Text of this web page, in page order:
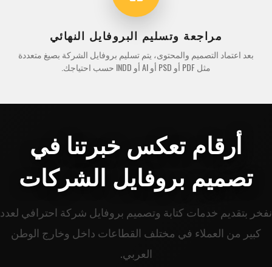
مراجعة وتسليم البروفايل النهائي
بعد اعتماد التصميم والمحتوى، يتم تسليم بروفايل الشركة بصيغ متعددة
مثل PDF أو PSD أو AI أو INDD حسب احتياجك.
أرقام تعكس خبرتنا في
تصميم بروفايل الشركات
نفخر بتقديم خدمات كتابة وتصميم بروفايل شركة احترافي لعدد
كبير من العملاء في مختلف القطاعات داخل وخارج الوطن
العربي.